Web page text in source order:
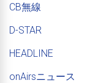
CB無線
D-STAR
HEADLINE
onAirsニュース